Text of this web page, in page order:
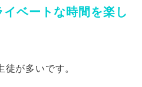
ベートな時間を楽し
が多いです。